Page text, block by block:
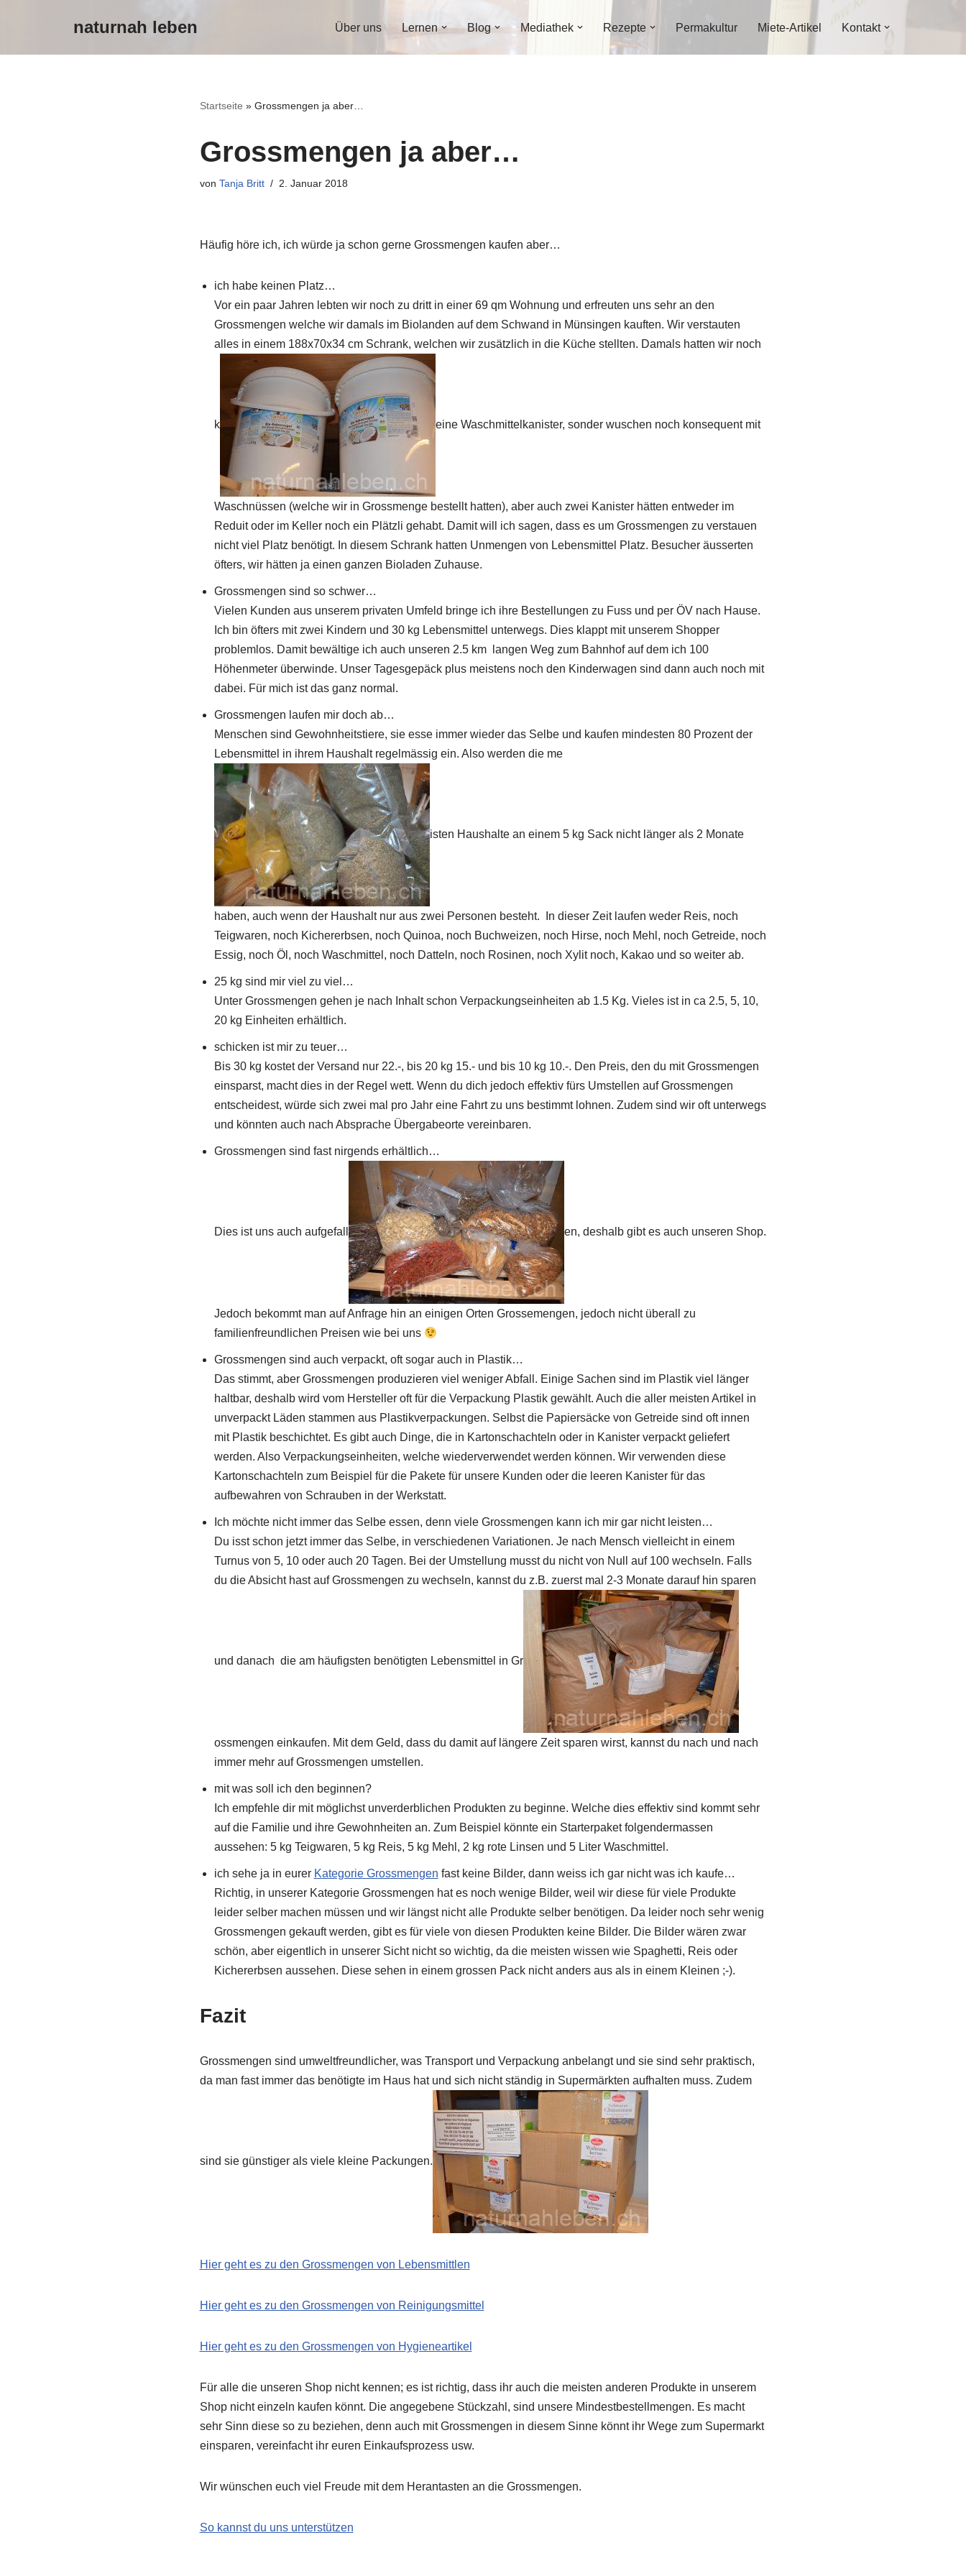
naturnah leben Über uns Lernen Blog Mediathek Rezepte Permakultur Miete-Artikel Kontakt
Startseite » Grossmengen ja aber…
Grossmengen ja aber…
von Tanja Britt 2. Januar 2018
Häufig höre ich, ich würde ja schon gerne Grossmengen kaufen aber…
ich habe keinen Platz…
Vor ein paar Jahren lebten wir noch zu dritt in einer 69 qm Wohnung und erfreuten uns sehr an den
Grossmengen welche wir damals im Biolanden auf dem Schwand in Münsingen kauften. Wir verstauten
alles in einem 188x70x34 cm Schrank, welchen wir zusätzlich in die Küche stellten. Damals hatten wir noch
k eine Waschmittelkanister, sonder wuschen noch konsequent mit
Waschnüssen (welche wir in Grossmenge bestellt hatten), aber auch zwei Kanister hätten entweder im
Reduit oder im Keller noch ein Plätzli gehabt. Damit will ich sagen, dass es um Grossmengen zu verstauen
nicht viel Platz benötigt. In diesem Schrank hatten Unmengen von Lebensmittel Platz. Besucher äusserten
öfters, wir hätten ja einen ganzen Bioladen Zuhause.
Grossmengen sind so schwer…
Vielen Kunden aus unserem privaten Umfeld bringe ich ihre Bestellungen zu Fuss und per ÖV nach Hause.
Ich bin öfters mit zwei Kindern und 30 kg Lebensmittel unterwegs. Dies klappt mit unserem Shopper
problemlos. Damit bewältige ich auch unseren 2.5 km langen Weg zum Bahnhof auf dem ich 100
Höhenmeter überwinde. Unser Tagesgepäck plus meistens noch den Kinderwagen sind dann auch noch mit
dabei. Für mich ist das ganz normal.
Grossmengen laufen mir doch ab…
Menschen sind Gewohnheitstiere, sie esse immer wieder das Selbe und kaufen mindesten 80 Prozent der
Lebensmittel in ihrem Haushalt regelmässig ein. Also werden die me
isten Haushalte an einem 5 kg Sack nicht länger als 2 Monate
haben, auch wenn der Haushalt nur aus zwei Personen besteht. In dieser Zeit laufen weder Reis, noch
Teigwaren, noch Kichererbsen, noch Quinoa, noch Buchweizen, noch Hirse, noch Mehl, noch Getreide, noch
Essig, noch Öl, noch Waschmittel, noch Datteln, noch Rosinen, noch Xylit noch, Kakao und so weiter ab.
25 kg sind mir viel zu viel…
Unter Grossmengen gehen je nach Inhalt schon Verpackungseinheiten ab 1.5 Kg. Vieles ist in ca 2.5, 5, 10,
20 kg Einheiten erhältlich.
schicken ist mir zu teuer…
Bis 30 kg kostet der Versand nur 22.-, bis 20 kg 15.- und bis 10 kg 10.-. Den Preis, den du mit Grossmengen
einsparst, macht dies in der Regel wett. Wenn du dich jedoch effektiv fürs Umstellen auf Grossmengen
entscheidest, würde sich zwei mal pro Jahr eine Fahrt zu uns bestimmt lohnen. Zudem sind wir oft unterwegs
und könnten auch nach Absprache Übergabeorte vereinbaren.
Grossmengen sind fast nirgends erhältlich…
Dies ist uns auch aufgefall en, deshalb gibt es auch unseren Shop.
Jedoch bekommt man auf Anfrage hin an einigen Orten Grossemengen, jedoch nicht überall zu
familienfreundlichen Preisen wie bei uns
Grossmengen sind auch verpackt, oft sogar auch in Plastik…
Das stimmt, aber Grossmengen produzieren viel weniger Abfall. Einige Sachen sind im Plastik viel länger
haltbar, deshalb wird vom Hersteller oft für die Verpackung Plastik gewählt. Auch die aller meisten Artikel in
unverpackt Läden stammen aus Plastikverpackungen. Selbst die Papiersäcke von Getreide sind oft innen
mit Plastik beschichtet. Es gibt auch Dinge, die in Kartonschachteln oder in Kanister verpackt geliefert
werden. Also Verpackungseinheiten, welche wiederverwendet werden können. Wir verwenden diese
Kartonschachteln zum Beispiel für die Pakete für unsere Kunden oder die leeren Kanister für das
aufbewahren von Schrauben in der Werkstatt.
Ich möchte nicht immer das Selbe essen, denn viele Grossmengen kann ich mir gar nicht leisten…
Du isst schon jetzt immer das Selbe, in verschiedenen Variationen. Je nach Mensch vielleicht in einem
Turnus von 5, 10 oder auch 20 Tagen. Bei der Umstellung musst du nicht von Null auf 100 wechseln. Falls
du die Absicht hast auf Grossmengen zu wechseln, kannst du z.B. zuerst mal 2-3 Monate darauf hin sparen
und danach die am häufigsten benötigten Lebensmittel in Gr
ossmengen einkaufen. Mit dem Geld, dass du damit auf längere Zeit sparen wirst, kannst du nach und nach
immer mehr auf Grossmengen umstellen.
mit was soll ich den beginnen?
Ich empfehle dir mit möglichst unverderblichen Produkten zu beginne. Welche dies effektiv sind kommt sehr
auf die Familie und ihre Gewohnheiten an. Zum Beispiel könnte ein Starterpaket folgendermassen
aussehen: 5 kg Teigwaren, 5 kg Reis, 5 kg Mehl, 2 kg rote Linsen und 5 Liter Waschmittel.
ich sehe ja in eurer Kategorie Grossmengen fast keine Bilder, dann weiss ich gar nicht was ich kaufe…
Richtig, in unserer Kategorie Grossmengen hat es noch wenige Bilder, weil wir diese für viele Produkte
leider selber machen müssen und wir längst nicht alle Produkte selber benötigen. Da leider noch sehr wenig
Grossmengen gekauft werden, gibt es für viele von diesen Produkten keine Bilder. Die Bilder wären zwar
schön, aber eigentlich in unserer Sicht nicht so wichtig, da die meisten wissen wie Spaghetti, Reis oder
Kichererbsen aussehen. Diese sehen in einem grossen Pack nicht anders aus als in einem Kleinen ;-).
Fazit
Grossmengen sind umweltfreundlicher, was Transport und Verpackung anbelangt und sie sind sehr praktisch,
da man fast immer das benötigte im Haus hat und sich nicht ständig in Supermärkten aufhalten muss. Zudem
sind sie günstiger als viele kleine Packungen.
Hier geht es zu den Grossmengen von Lebensmittlen
Hier geht es zu den Grossmengen von Reinigungsmittel
Hier geht es zu den Grossmengen von Hygieneartikel
Für alle die unseren Shop nicht kennen; es ist richtig, dass ihr auch die meisten anderen Produkte in unserem
Shop nicht einzeln kaufen könnt. Die angegebene Stückzahl, sind unsere Mindestbestellmengen. Es macht
sehr Sinn diese so zu beziehen, denn auch mit Grossmengen in diesem Sinne könnt ihr Wege zum Supermarkt
einsparen, vereinfacht ihr euren Einkaufsprozess usw.
Wir wünschen euch viel Freude mit dem Herantasten an die Grossmengen.
So kannst du uns unterstützen